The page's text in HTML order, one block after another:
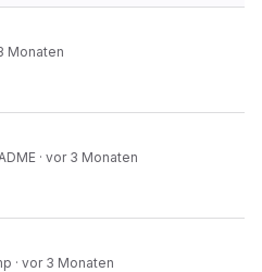
Monaten
· vor 3 Monaten
· vor 3 Monaten